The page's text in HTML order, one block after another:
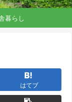
暮らし
はてブ